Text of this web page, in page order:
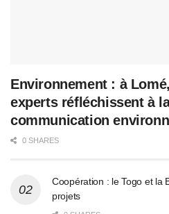
Environnement : à
experts réfléchissent à
communication
0 SHARES
Coopération : le Togo et la
projets